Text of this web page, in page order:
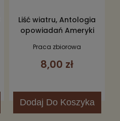
Liść wiatru, Antologia
opowiadań Ameryki
Praca zbiorowa
8,00 zł
Dodaj Do Koszyka